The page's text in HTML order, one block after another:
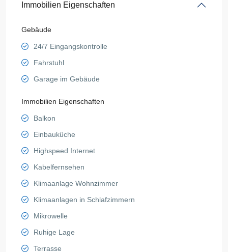
Immobilien Eigenschaften
Gebäude
24/7 Eingangskontrolle
Fahrstuhl
Garage im Gebäude
Immobilien Eigenschaften
Balkon
Einbauküche
Highspeed Internet
Kabelfernsehen
Klimaanlage Wohnzimmer
Klimaanlagen in Schlafzimmern
Mikrowelle
Ruhige Lage
Terrasse